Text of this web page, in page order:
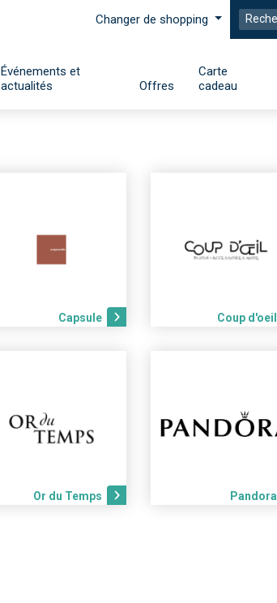
Changer de shopping
Événements et
actualités
Offres
Carte
cadeau
Capsule Coup d'oeil
Or du Temps Pandora